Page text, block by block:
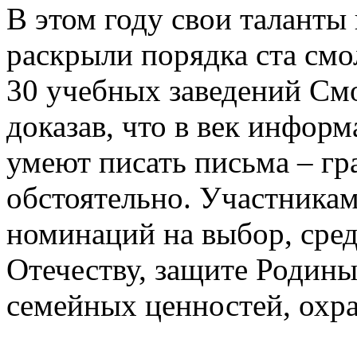
В этом году свои
раскрыли порядка ста
30 учебных заведений
доказав, что в век
умеют писать письма –
обстоятельно.
номинаций на выбор,
Отечеству, защите
семейных ценностей,